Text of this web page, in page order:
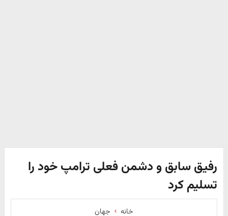
رفیق سابق و دشمن فعلی ترامپ خود را
تسلیم کرد
خانه
جهان